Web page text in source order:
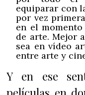
equiparar con
por vez
en el
de arte. Mejor
sea en vídeo
entre arte y
Y en ese